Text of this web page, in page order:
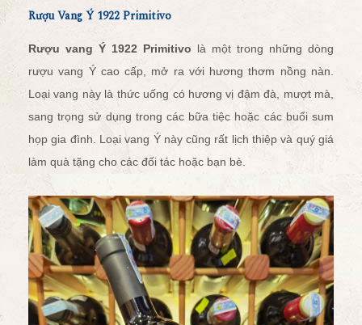
Rượu Vang Ý 1922 Primitivo
Rượu vang Ý 1922 Primitivo là một trong những dòng
rượu vang Ý cao cấp, mở ra với hương thơm nồng nàn.
Loại vang này là thức uống có hương vị đậm đà, mượt mà,
sang trọng sử dụng trong các bữa tiệc hoặc các buổi sum
họp gia đình. Loại vang Ý này cũng rất lịch thiệp và quý giá
làm quà tặng cho các đối tác hoặc bạn bè.